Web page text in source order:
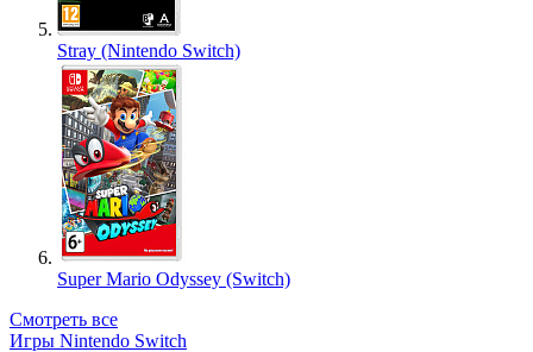
Stray (Nintendo Switch)
Super Mario Odyssey (Switch)
Смотреть все
Игры Nintendo Switch